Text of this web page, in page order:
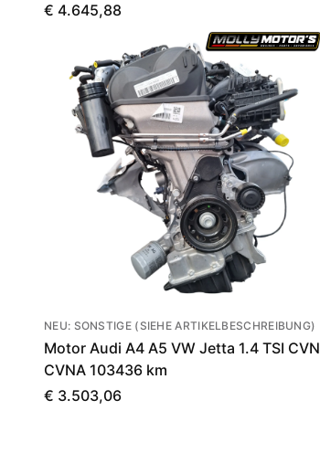
€ 4.645,88
NEU: SONSTIGE (SIEHE ARTIKELBESCHREIBUNG)
Motor Audi A4 A5 VW Jetta 1.4 TSI CVN
CVNA 103436 km
€ 3.503,06